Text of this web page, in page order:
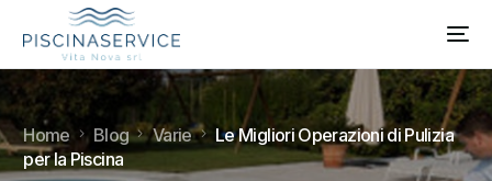
Home Blog Varie
Le Migliori Operazioni di Pulizia
per la Piscina